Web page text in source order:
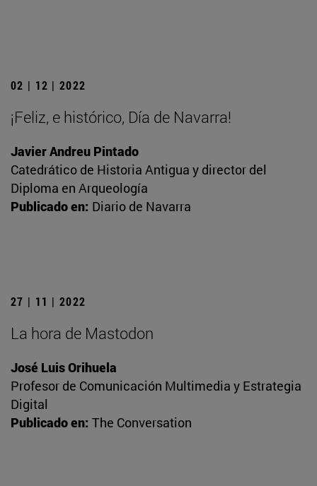
02 | 12 | 2022
¡Feliz, e histórico, Día de Navarra!
Javier Andreu Pintado
Catedrático de Historia Antigua y director del
Diploma en Arqueología
Publicado en: Diario de Navarra
27 | 11 | 2022
La hora de Mastodon
José Luis Orihuela
Profesor de Comunicación Multimedia y Estrategia
Digital
Publicado en: The Conversation